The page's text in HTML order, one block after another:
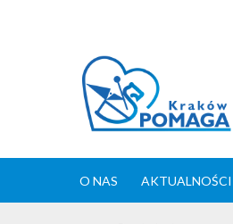
O NAS AKTUALNOŚCI